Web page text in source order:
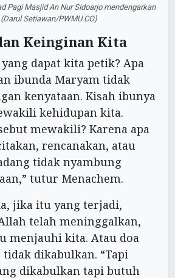
Pagi Masjid An Nur Sidoarjo mendengarkan
Setiawan/PWMU.CO)
Keinginan Kita
dapat kita petik? Apa
ibunda Maryam tidak
kenyataan. Kisah ibunya
kehidupan kita.
mewakili? Karena apa
rencanakan, atau
tidak nyambung
tutur Menachem.
jika itu yang terjadi,
telah meninggalkan,
menjauhi kita. Atau doa
dikabulkan. “Tapi
dikabulkan tapi butuh